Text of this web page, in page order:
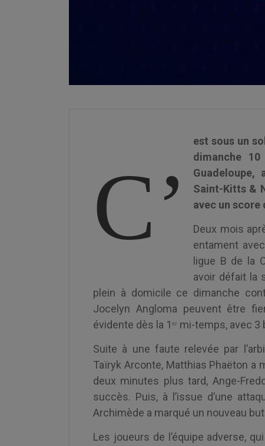
C’
est sous un
dimanche
Saint-Kitts &
avec un score
Deux mois
entament
ligue B de la
avoir défait la
plein à domicile ce dimanche
Jocelyn Angloma peuvent être
évidente dès la 1ʳᵉ mi-temps, avec
Suite à une faute relevée par
Taïryk Arconte, Matthias Phaëton a
deux minutes plus tard, Ange-
succès. Puis, à l’issue d’une
Archimède a marqué un nouveau
Les joueurs de l’équipe adverse,